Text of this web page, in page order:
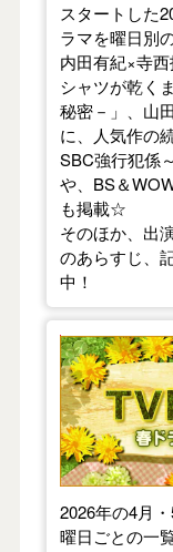
スタートした
ラマを曜日別
内田有紀×寺
シャツが乾く
秘密－」、山
に、人気作の
SBC強行犯係
や、BS＆
も掲載☆
そのほか、出
のあらすじ、
中！
【2026年春
2026年の4月
曜日ごとの一